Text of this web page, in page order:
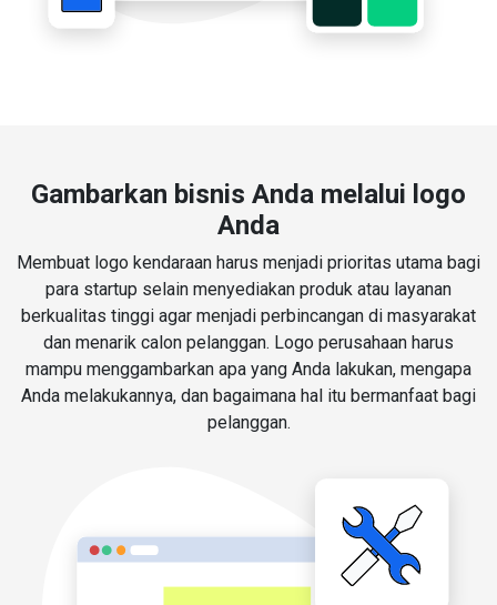
Gambarkan bisnis Anda melalui logo
Anda
Membuat logo kendaraan harus menjadi prioritas utama bagi
para startup selain menyediakan produk atau layanan
berkualitas tinggi agar menjadi perbincangan di masyarakat
dan menarik calon pelanggan. Logo perusahaan harus
mampu menggambarkan apa yang Anda lakukan, mengapa
Anda melakukannya, dan bagaimana hal itu bermanfaat bagi
pelanggan.